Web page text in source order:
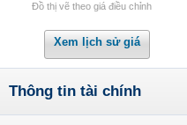
Đồ thị vẽ theo giá điều chỉnh
Xem lịch sử giá
Thông tin tài chính